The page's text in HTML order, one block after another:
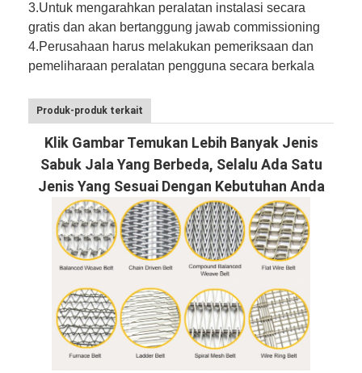
3.Untuk mengarahkan peralatan instalasi secara
gratis dan akan bertanggung jawab commissioning
4.Perusahaan harus melakukan pemeriksaan dan
pemeliharaan peralatan pengguna secara berkala
Produk-produk terkait
Klik Gambar Temukan Lebih Banyak Jenis
Sabuk Jala Yang Berbeda, Selalu Ada Satu
Jenis Yang Sesuai Dengan Kebutuhan Anda